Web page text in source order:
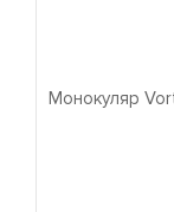
Монокуляр